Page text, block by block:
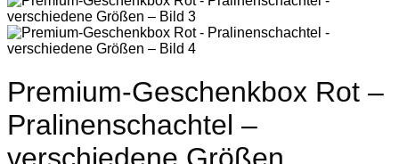
Premium-Geschenkbox Rot –
Pralinenschachtel –